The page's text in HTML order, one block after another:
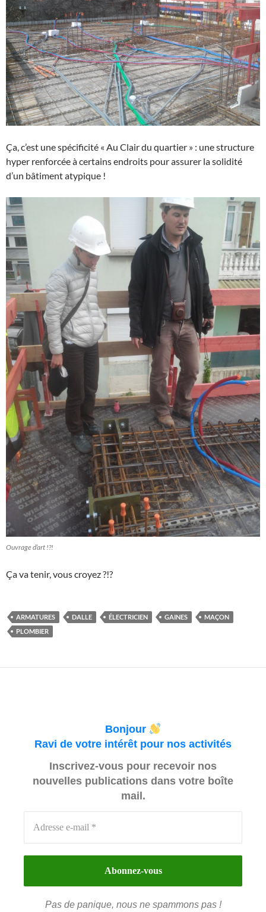
Ça, c’est une spécificité « Au Clair du quartier » : une structure
hyper renforcée à certains endroits pour assurer la solidité
d’un bâtiment atypique !
Ouvrage d’art !?!
Ça va tenir, vous croyez ?!?
ARMATURES DALLE ÉLECTRICIEN GAINES
MAÇON
PLOMBIER
Bonjour
Ravi de votre intérêt pour nos activités
Inscrivez-vous pour recevoir nos
nouvelles publications dans votre boîte
mail.
Pas de panique, nous ne spammons pas !